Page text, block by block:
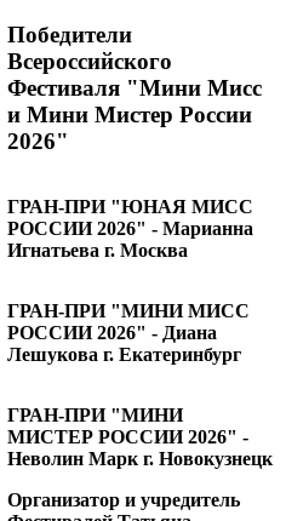
Победители
Всероссийского
Фестиваля "Мини Мисс
и Мини Мистер России
2026"
ГРАН-ПРИ "ЮНАЯ МИСС
РОССИИ 2026" - Марианна
Игнатьева г. Москва
ГРАН-ПРИ "МИНИ МИСС
РОССИИ 2026" - Диана
Лешукова г. Екатеринбург
ГРАН-ПРИ "МИНИ
МИСТЕР РОССИИ 2026" -
Неволин Марк г. Новокузнецк
Организатор и учредитель